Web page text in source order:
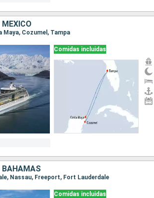
Maya, Cozumel, Tampa
Comidas incluidas
BAHAMAS
Nassau, Freeport, Fort Lauderdale
Comidas incluidas